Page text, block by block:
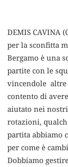
DEMIS CAVINA
per la sconfitta
Bergamo è una
partite con le
vincendole altre
contento di
aiutato nei
rotazioni,
partita abbiamo
per come è
Dobbiamo